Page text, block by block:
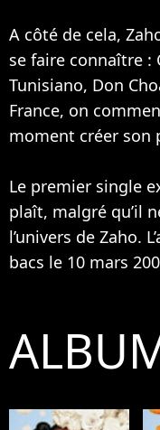
A côté de cela,
se faire connaître :
Tunisiano, Don
France, on
moment créer son
Le premier single
plaît, malgré qu’il
l’univers de Zaho.
bacs le 10 mars